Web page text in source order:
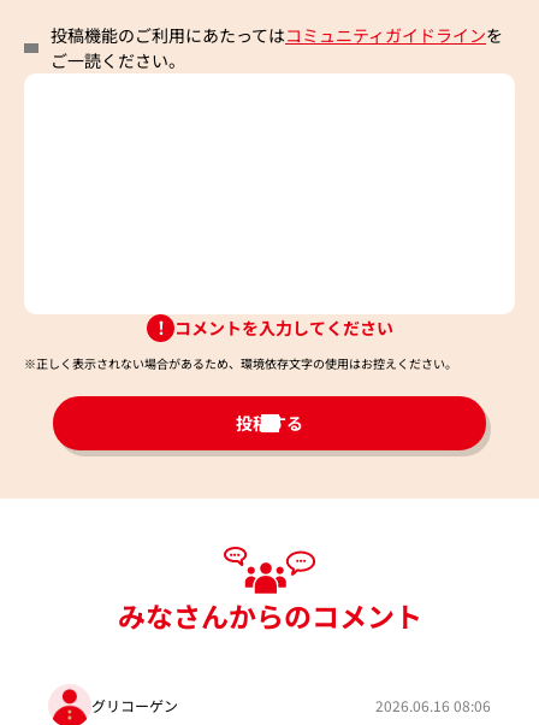
投稿機能のご利用にあたってはコミュニティガイドラインを
ご一読ください。
コメントを入力してください
※正しく表示されない場合があるため、環境依存文字の使用はお控えください。​
投稿する
みなさんからのコメント
グリコーゲン 2026.06.16 08:06